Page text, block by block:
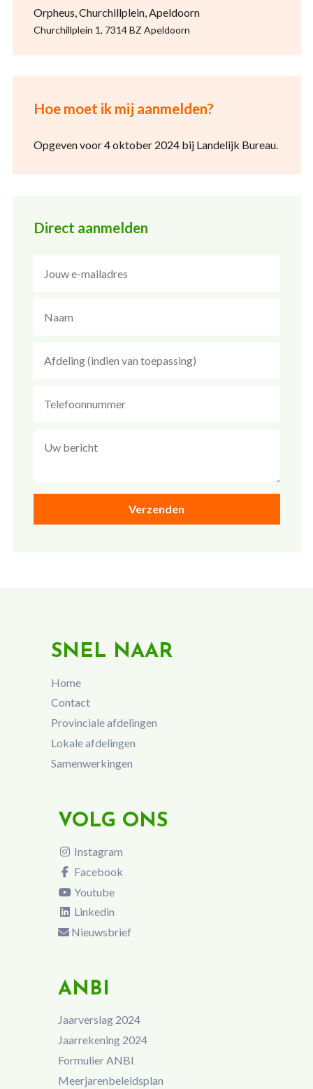
Orpheus, Churchillplein, Apeldoorn
Churchillplein 1, 7314 BZ Apeldoorn
Hoe moet ik mij aanmelden?
Opgeven voor 4 oktober 2024 bij Landelijk Bureau.
Direct aanmelden
SNEL NAAR
Home
Contact
Provinciale afdelingen
Lokale afdelingen
Samenwerkingen
VOLG ONS
Instagram
Facebook
Youtube
Linkedin
Nieuwsbrief
ANBI
Jaarverslag 2024
Jaarrekening 2024
Formulier ANBI
Meerjarenbeleidsplan